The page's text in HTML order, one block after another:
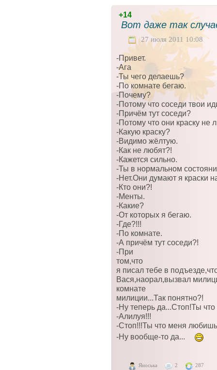
+14
Вот даже так
27 июля 2011 10:08
-Привет.
-Ага
-Ты чего делаешь?
-По комнате бегаю.
-Почему?
-Потому что соседи твои
-Причём тут соседи?
-Потому что они краску не
-Какую краску?
-Видимо жёлтую.
-Как не любят?!
-Кажется сильно.
-Ты в нормальном
-Нет.Они думают я краски
-Кто они?!
-Менты.
-Какие?
-От которых я бегаю.
-Где?!!!
-По комнате.
-А причём тут соседи?!
-При
том,что
я писал тебе в
Вася,наорал,вызвал
комнате
милиции...Так понятно?!
-Ну теперь да...Стоп!Ты
-Алилуя!!!
-Стоп!!!Ты что меня
-Ну вообще-то да...
Яноська 2 287